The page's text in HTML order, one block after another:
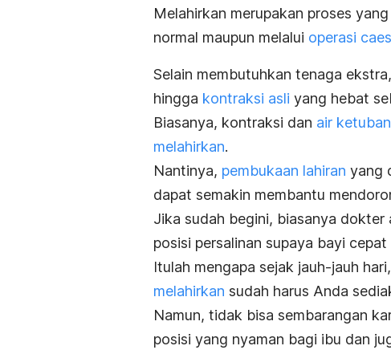
Melahirkan merupakan proses
normal maupun melalui operasi
Selain membutuhkan tenaga
hingga kontraksi asli yang hebat
Biasanya, kontraksi dan air
melahirkan.
Nantinya, pembukaan lahiran yang
dapat semakin membantu
Jika sudah begini, biasanya
posisi persalinan supaya bayi cepat
Itulah mengapa sejak jauh-jauh hari,
melahirkan sudah harus Anda
Namun, tidak bisa sembarangan
posisi yang nyaman bagi ibu dan